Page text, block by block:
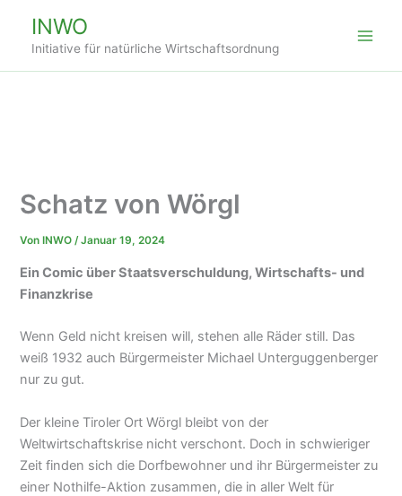
springen
INWO
Initiative für natürliche Wirtschaftsordnung
Schatz von Wörgl
Von INWO/Januar 19, 2024
Ein Comic über Staatsverschuldung, Wirtschafts- und
Finanzkrise
Wenn Geld nicht kreisen will, stehen alle Räder still. Das
weiß 1932 auch Bürgermeister Michael Unterguggenberger
nur zu gut.
Der kleine Tiroler Ort Wörgl bleibt von der
Weltwirtschaftskrise nicht verschont. Doch in schwieriger
Zeit finden sich die Dorfbewohner und ihr Bürgermeister zu
einer Nothilfe-Aktion zusammen, die in aller Welt für